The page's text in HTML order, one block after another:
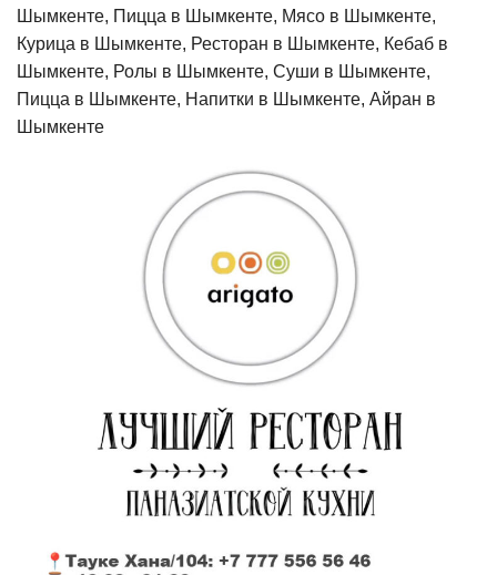
Шымкенте, Пицца в Шымкенте, Мясо в Шымкенте,
Курица в Шымкенте, Ресторан в Шымкенте, Кебаб в
Шымкенте, Ролы в Шымкенте, Суши в Шымкенте,
Пицца в Шымкенте, Напитки в Шымкенте, Айран в
Шымкенте